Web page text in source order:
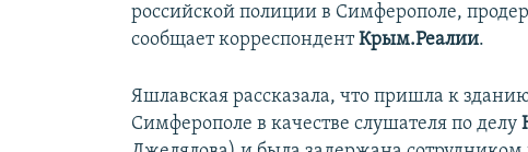
российской полиции в Симферополе,
сообщает корреспондентКрым.Реалии.
Яшлавская рассказала, что пришла к
Симферополе в качестве слушателя по делу